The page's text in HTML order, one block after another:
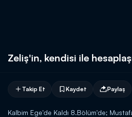
Zeliş'in, kendisi ile
Takip Et Kaydet Paylaş
Kalbim Ege'de Kaldı 8.Bölüm'de;